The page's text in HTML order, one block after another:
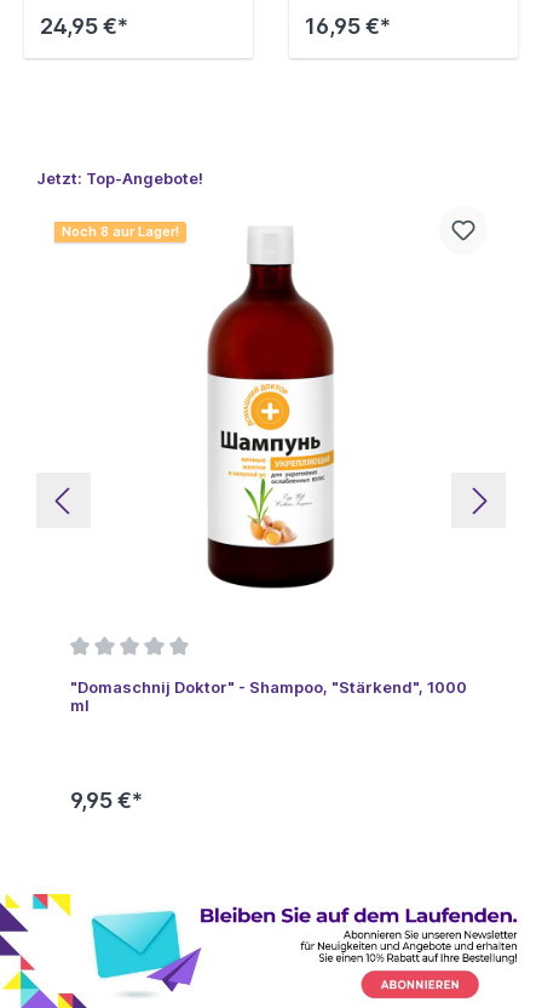
24,95 €* 16,95 €*
Jetzt: Top-Angebote!
Noch 8 aur Lager!
"Domaschnij Doktor" - Shampoo, "Stärkend", 1000
ml
9,95 €*